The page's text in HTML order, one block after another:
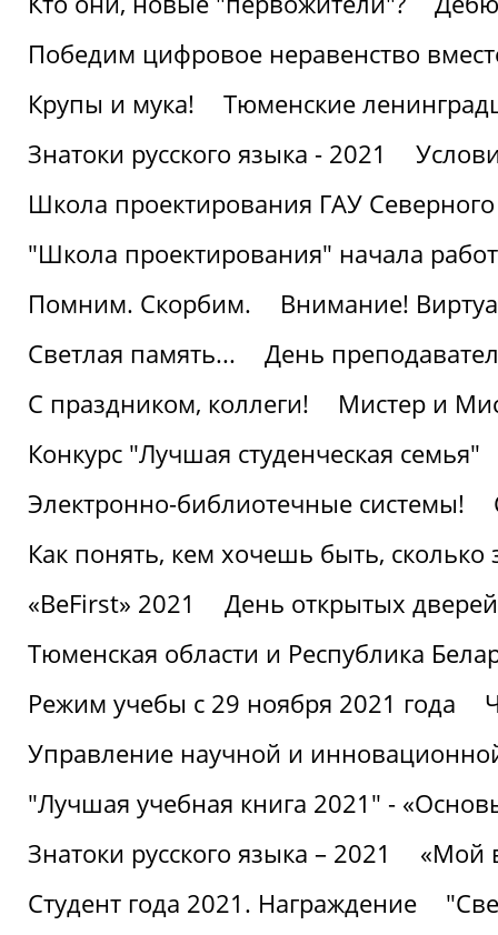
Победим цифровое неравенство
Крупы и мука!
Тюменские
Знатоки русского языка - 2021
Школа проектирования ГАУ
"Школа проектирования" начала
Помним. Скорбим.
Внимание!
Светлая память...
День
С праздником, коллеги!
Мистер и
Конкурс "Лучшая студенческая семья"
Электронно-библиотечные системы!
Как понять, кем хочешь быть, сколько
«BeFirst» 2021
День открытых
Тюменская области и Республика
Режим учебы с 29 ноября 2021 года
Управление научной и
"Лучшая учебная книга 2021" -
Знатоки русского языка – 2021
«Мой
Студент года 2021. Награждение